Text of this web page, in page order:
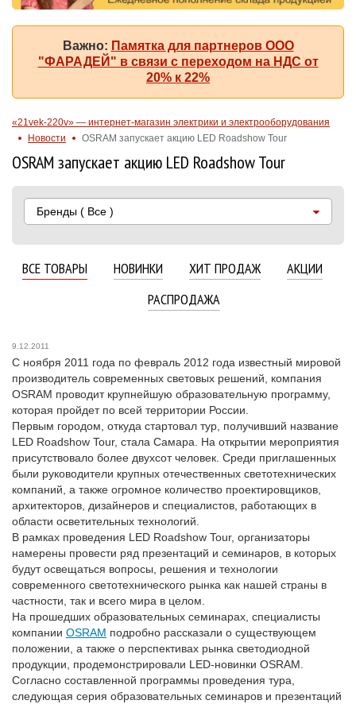
Важно: Памятка для партнеров ООО
"ФАРАДЕЙ" в связи с переходом на НДС от
20% к 22%
«21vek-220v» — интернет-магазин электрики и электрооборудования
Новости
OSRAM запускает акцию LED Roadshow Tour
OSRAM запускает акцию LED Roadshow Tour
Бренды ( Все )
ВСЕ ТОВАРЫ НОВИНКИ ХИТ ПРОДАЖ
АКЦИИ
РАСПРОДАЖА
9.12.2011
С ноября 2011 года по февраль 2012 года известный мировой
производитель современных световых решений, компания
OSRAM проводит крупнейшую образовательную программу,
которая пройдет по всей территории России.
Первым городом, откуда стартовал тур, получивший название
LED Roadshow Tour, стала Самара. На открытии мероприятия
присутствовало более двухсот человек. Среди приглашенных
были руководители крупных отечественных светотехнических
компаний, а также огромное количество проектировщиков,
архитекторов, дизайнеров и специалистов, работающих в
области осветительных технологий.
В рамках проведения LED Roadshow Tour, организаторы
намерены провести ряд презентаций и семинаров, в которых
будут освещаться вопросы, решения и технологии
современного светотехнического рынка как нашей страны в
частности, так и всего мира в целом.
На прошедших образовательных семинарах, специалисты
компании OSRAM подробно рассказали о существующем
положении, а также о перспективах рынка светодиодной
продукции, продемонстрировали LED-новинки OSRAM.
Согласно составленной программы проведения тура,
следующая серия образовательных семинаров и презентаций